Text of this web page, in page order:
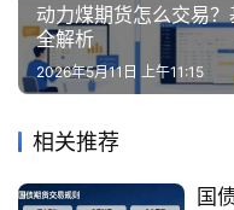
动力煤期货怎么交易
全解析
2026年5月11日 上午11:15
相关推荐
国